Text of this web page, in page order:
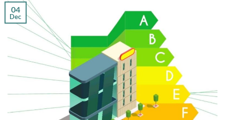
04
Dec